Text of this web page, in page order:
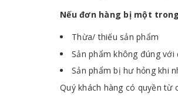
Nếu đơn hàng bị một
Thừa/ thiếu sản phẩm
Sản phẩm không đúng
Sản phẩm bị hư hỏng khi
Quý khách hàng có quyền từ